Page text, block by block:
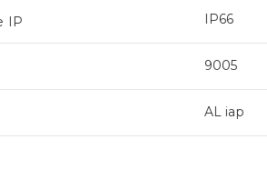
IP IP66
9005
AL iap